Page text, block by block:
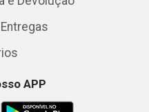
APP